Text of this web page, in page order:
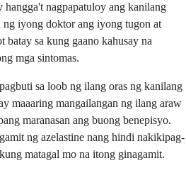
nagpapatuloy ang kanilang
ng iyong doktor ang iyong tugon at
batay sa kung gaano kahusay na
mga sintomas.
sa loob ng ilang oras ng kanilang
maaaring mangailangan ng ilang araw
maranasan ang buong benepisyo.
ng azelastine nang hindi nakikipag-
matagal mo na itong ginagamit.